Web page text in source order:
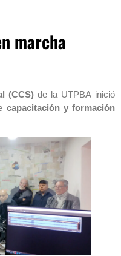
marcha
(CCS) de la UTPBA inició
capacitación y formación